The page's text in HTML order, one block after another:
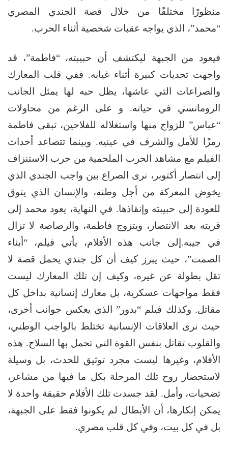
منظورًا مختلفًا من خلال قصة الجندي المصري
“محمد”، الذي يواجه عقبات شخصية أثناء الحرب.
فيعود من الجبهة ليكتشف أن حبيبته، “فاطمة”، قد
واجهت تحديات كبيرة أثناء غيابه. ففي قلب المعارك
والصراعات التي عاشها، يظل حبه لها يمثل الجانب
الرومانسي في حياته. و على الرغم من محاولات
“عباس” للزواج منها واستغلاله للفلاحين، تبقى فاطمة
رمزًا للأمل والشرف في عينيه. وبينما تتصاعد أحداث
الفيلم مع مشاهد الحرب الملحمية من حرب الاستنزاف
إلى انتصار أكتوبر، نرى الصراع بين واجب الجندي الذي
يخوض المعركة من أجل وطنه، والإنسان الذي يتوق
للعودة إلى حبيبته وإنقاذها. في النهاية، يعود محمد إلى
قريته بعد الانتصار، ويتزوج فاطمة، والرصاصة لا تزال
في جيبه.إلى جانب هذه الأفلام، يأتي فيلم، “أبناء
الصمت”، حيث يبرز كيف أن كل جندي يحمل قصة لا
تقل بطولة عن غيره، وكيف إن تلك المعارك ليست
فقط مواجهات عسكرية، بل معارك إنسانية بداخل كل
مقاتل. وكذلك فيلم “بدور” الذي يعكس جوانب أخرى،
حيث نرى العلاقات الإنسانية تختلط بالواجب الوطني،
والقلوب تقاتل بنفس القوة التي تحمل بها السلاح. هذه
الأفلام، وغيرها ليست مجرد توثيق للحدث، بل وسيلة
لاستحضار روح تلك المرحلة بكل ما فيها من مشاعر،
تضحيات، وأمل. لقد جسدت تلك الأفلام حقيقة واحدة لا
يمكن إنكارها، أن الأبطال لم يكونوا فقط على الجبهة،
بل في كل بيت، وفي كل قلب مصري.